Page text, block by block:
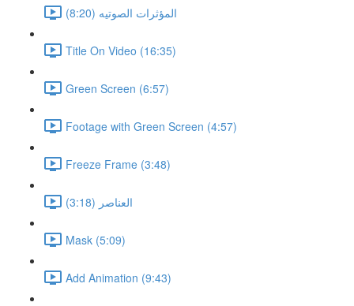
المؤثرات الصوتيه (8:20)
Title On Video (16:35)
Green Screen (6:57)
Footage with Green Screen (4:57)
Freeze Frame (3:48)
العناصر (3:18)
Mask (5:09)
Add Animation (9:43)